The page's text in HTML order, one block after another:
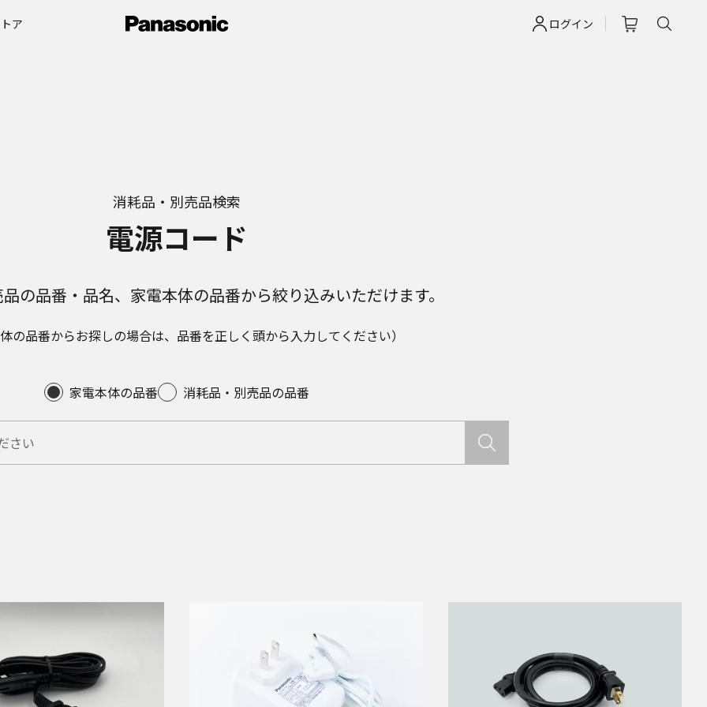
ログイン
ア
消耗品・別売品検索
電源コード
の品番・品名、家電本体の品番から絞り込みいただけます。
の品番からお探しの場合は、品番を正しく頭から入力してください）
家電本体の品番 消耗品・別売品の品番